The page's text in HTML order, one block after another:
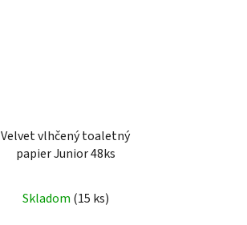
Velvet vlhčený toaletný
papier Junior 48ks
Skladom (15 ks)